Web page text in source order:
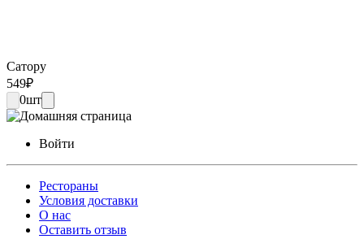
Сатору
549₽
0шт
Войти
Рестораны
Условия доставки
О нас
Оставить отзыв